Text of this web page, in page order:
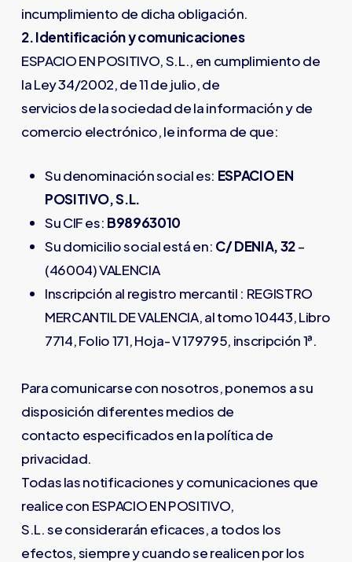
incumplimiento de dicha obligación.
2. Identificación y comunicaciones
ESPACIO EN POSITIVO, S.L., en cumplimiento de
la Ley 34/2002, de 11 de julio, de
servicios de la sociedad de la información y de
comercio electrónico, le informa de que:
Su denominación social es: ESPACIO EN
POSITIVO, S.L.
Su CIF es: B98963010
Su domicilio social está en: C/ DENIA, 32–
(46004) VALENCIA
Inscripción al registro mercantil : REGISTRO
MERCANTIL DE VALENCIA, al tomo 10443, Libro
7714, Folio 171, Hoja- V 179795, inscripción 1ª.
Para comunicarse con nosotros, ponemos a su
disposición diferentes medios de
contacto especificados en la política de
privacidad.
Todas las notificaciones y comunicaciones que
realice con ESPACIO EN POSITIVO,
S.L. se considerarán eficaces, a todos los
efectos, siempre y cuando se realicen por los